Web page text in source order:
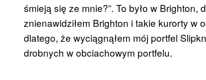
śmieją się ze mnie?”. To było w
znienawidziłem Brighton i takie kurorty w
dlatego, że wyciągnąłem mój portfel
drobnych w obciachowym portfelu.